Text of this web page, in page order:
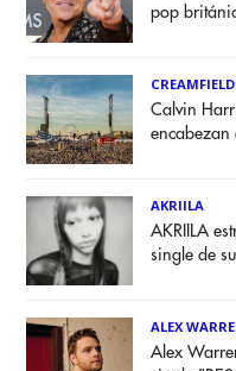
pop
Calvin
encabezan
AKRIILA
AKRIILA
single de
ALEX
Alex